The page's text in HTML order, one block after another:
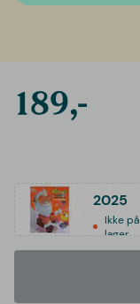
189,-
2025
Ikke på
lager